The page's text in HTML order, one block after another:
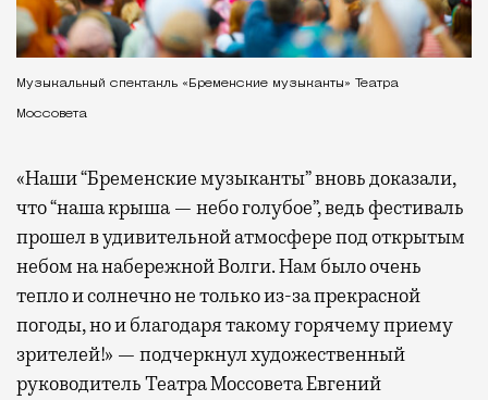
Музыкальный спектакль «Бременские музыканты» Театра
Моссовета
«Наши “Бременские музыканты” вновь доказали,
что “наша крыша — небо голубое”, ведь фестиваль
прошел в удивительной атмосфере под открытым
небом на набережной Волги. Нам было очень
тепло и солнечно не только из-за прекрасной
погоды, но и благодаря такому горячему приему
зрителей!» — подчеркнул художественный
руководитель Театра Моссовета Евгений